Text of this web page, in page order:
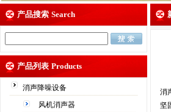
产品搜索 Search
产品列表 Products
消声降噪设备
风机消声器
消
坚